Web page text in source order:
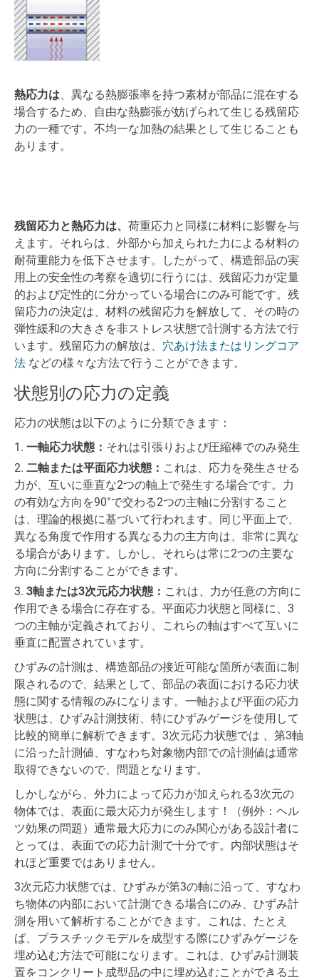
熱応力は、異なる熱膨張率を持つ素材が部品に混在する
場合するため、自由な熱膨張が妨げられて生じる残留応
力の一種です。不均一な加熱の結果として生じることも
あります。
残留応力と熱応力は、 荷重応力と同様に材料に影響を与
えます。それらは、外部から加えられた力による材料の
耐荷重能力を低下させます。したがって、構造部品の実
用上の安全性の考察を適切に行うには、残留応力が定量
的および定性的に分かっている場合にのみ可能です。残
留応力の決定は、材料の残留応力を解放して、その時の
弾性緩和の大きさを非ストレス状態で計測する方法で行
います。残留応力の解放は、 穴あけ法またはリングコア
法 などの様々な方法で行うことができます。
状態別の応力の定義
応力の状態は以下のように分類できます：
一軸応力状態： それは引張りおよび圧縮棒でのみ発生
二軸または平面応力状態： これは、応力を発生させる
力が、互いに垂直な2つの軸上で発生する場合です。力
の有効な方向を90°で交わる2つの主軸に分割すること
は、理論的根拠に基づいて行われます。同じ平面上で、
異なる角度で作用する異なる力の主方向は、非常に異な
る場合があります。しかし、それらは常に2つの主要な
方向に分割することができます。
3軸または3次元応力状態： これは、力が任意の方向に
作用できる場合に存在する。平面応力状態と同様に、3
つの主軸が定義されており、これらの軸はすべて互いに
垂直に配置されています。
ひずみの計測は、構造部品の接近可能な箇所が表面に制
限されるので、結果として、部品の表面における応力状
態に関する情報のみになります。一軸および平面の応力
状態は、ひずみ計測技術、特にひずみゲージを使用して
比較的簡単に解析できます。3次元応力状態では 、第3軸
に沿った計測値、すなわち対象物内部での計測値は通常
取得できないので、問題となります。
しかしながら、外力によって応力が加えられる3次元の
物体では、表面に最大応力が発生します！（例外：ヘル
ツ効果の問題）通常最大応力にのみ関心がある設計者に
とっては、表面での応力計測で十分です。内部状態はそ
れほど重要ではありません。
3次元応力状態では、ひずみが第3の軸に沿って、すなわ
ち物体の内部において計測できる場合にのみ、ひずみ計
測を用いて解析することができます。これは、たとえ
ば、プラスチックモデルを成型する際にひずみゲージを
埋め込む方法で可能になります。これは、ひずみ計測装
置をコンクリート成型品の中に埋め込むことができる土